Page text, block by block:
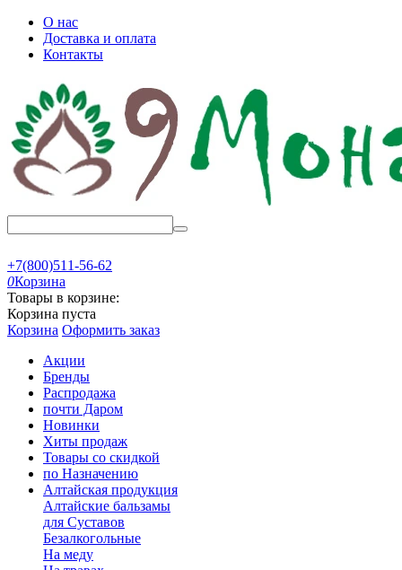
О нас
Доставка и оплата
Контакты
+7(800)511-56-62
0Корзина
Товары в корзине:
Корзина пуста
Корзина Оформить заказ
Акции
Бренды
Распродажа
почти Даром
Новинки
Хиты продаж
Товары со скидкой
по Назначению
Алтайская продукция
Алтайские бальзамы
для Суставов
Безалкогольные
На меду